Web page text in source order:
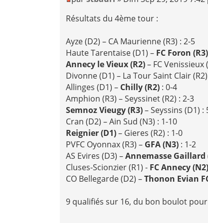
Résultats du 4ème tour :
Ayze (D2) – CA Maurienne (R3) : 2-5
Haute Tarentaise (D1) – FC Foron (R3)
Annecy le Vieux (R2)– FC Venissieux
Divonne (D1) – La Tour Saint Clair (R2)
Allinges (D1) – Chilly (R2) : 0-4
Amphion (R3) – Seyssinet (R2) : 2-3
Semnoz Vieugy (R3)– Seyssins (D1) :
Cran (D2) – Ain Sud (N3) : 1-10
Reignier (D1)– Gieres (R2) : 1-0
PVFC Oyonnax (R3) – GFA (N3) : 1-2
AS Evires (D3) –Annemasse Gaillard
Cluses-Scionzier (R1) - FC Annecy (N2)
CO Bellegarde (D2) –Thonon Evian
9 qualifiés sur 16, du bon boulot